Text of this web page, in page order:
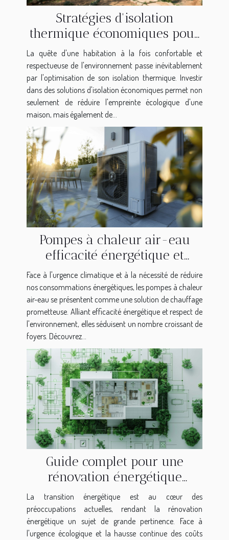
Stratégies d'isolation
thermique économiques pour
une maison éco-responsable
La quête d'une habitation à la fois confortable et
respectueuse de l'environnement passe inévitablement
par l'optimisation de son isolation thermique. Investir
dans des solutions d'isolation économiques permet non
seulement de réduire l'empreinte écologique d'une
maison, mais également de...
Pompes à chaleur air-eau
efficacité énergétique et
subventions disponibles
Face à l'urgence climatique et à la nécessité de réduire
nos consommations énergétiques, les pompes à chaleur
air-eau se présentent comme une solution de chauffage
prometteuse. Alliant efficacité énergétique et respect de
l'environnement, elles séduisent un nombre croissant de
foyers. Découvrez...
Guide complet pour une
rénovation énergétique
réussie et ses avantages
La transition énergétique est au cœur des
préoccupations actuelles, rendant la rénovation
énergétique un sujet de grande pertinence. Face à
l'urgence écologique et la hausse continue des coûts